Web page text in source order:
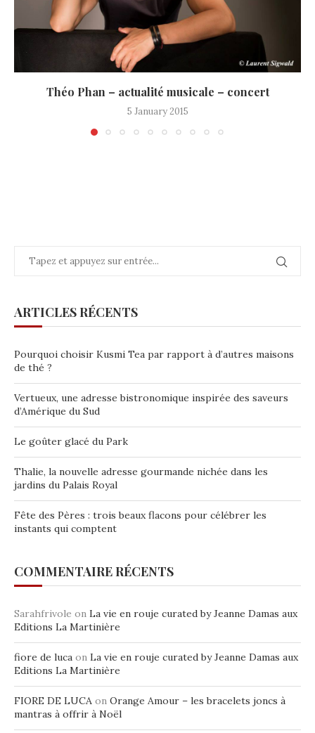
Théo Phan – actualité musicale – concert
5 January 2015
ARTICLES RÉCENTS
Pourquoi choisir Kusmi Tea par rapport à d’autres maisons
de thé ?
Vertueux, une adresse bistronomique inspirée des saveurs
d’Amérique du Sud
Le goûter glacé du Park
Thalie, la nouvelle adresse gourmande nichée dans les
jardins du Palais Royal
Fête des Pères : trois beaux flacons pour célébrer les
instants qui comptent
COMMENTAIRE RÉCENTS
Sarahfrivole on La vie en rouje curated by Jeanne Damas aux
Editions La Martinière
fiore de luca on La vie en rouje curated by Jeanne Damas aux
Editions La Martinière
FIORE DE LUCA on Orange Amour – les bracelets joncs à
mantras à offrir à Noël